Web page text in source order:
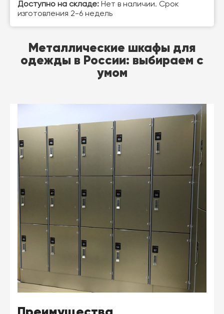
Доступно на складе: Нет в наличии. Срок
изготовления 2-6 недель
Металлические шкафы для
одежды в России: выбираем с
умом